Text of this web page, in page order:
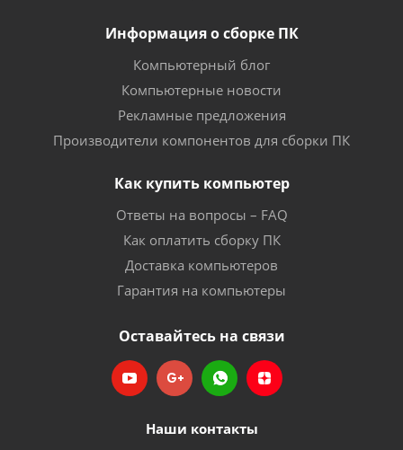
Информация о сборке ПК
Компьютерный блог
Компьютерные новости
Рекламные предложения
Производители компонентов для сборки ПК
Как купить компьютер
Ответы на вопросы – FAQ
Как оплатить сборку ПК
Доставка компьютеров
Гарантия на компьютеры
Оставайтесь на связи
Наши контакты